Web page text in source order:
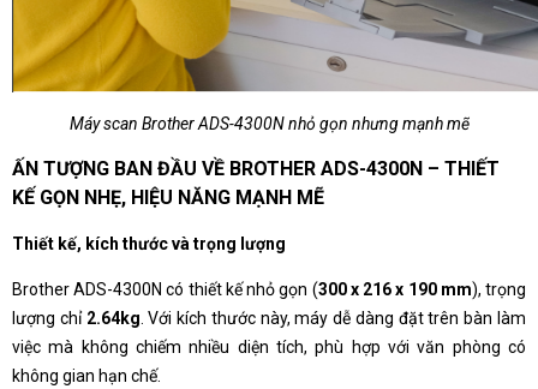
Máy scan Brother ADS-4300N nhỏ gọn nhưng mạnh mẽ
ẤN TƯỢNG BAN ĐẦU VỀ BROTHER ADS-4300N – THIẾT
KẾ GỌN NHẸ, HIỆU NĂNG MẠNH MẼ
Thiết kế, kích thước và trọng lượng
Brother ADS-4300N có thiết kế nhỏ gọn (300 x 216 x 190 mm), trọng
lượng chỉ 2.64kg. Với kích thước này, máy dễ dàng đặt trên bàn làm
việc mà không chiếm nhiều diện tích, phù hợp với văn phòng có
không gian hạn chế.